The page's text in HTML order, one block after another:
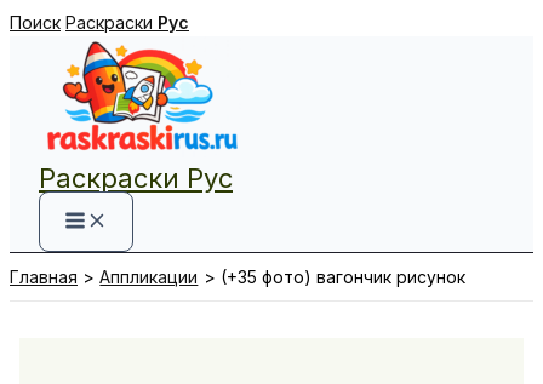
Перейти
содержимому
Поиск Раскраски Рус
Раскраски Рус
Главная Аппликации (+35 фото) вагончик рисунок